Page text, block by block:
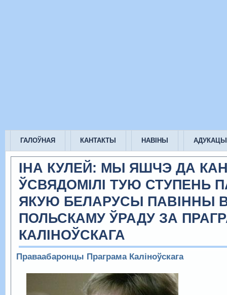
ГАЛОЎНАЯ КАНТАКТЫ НАВІНЫ
ІНА КУЛЕЙ: МЫ ЯШЧЭ ДА
ЎСВЯДОМІЛІ ТУЮ СТУПЕНЬ
ЯКУЮ БЕЛАРУСЫ ПАВІННЫ
ПОЛЬСКАМУ ЎРАДУ ЗА
КАЛІНОЎСКАГА
Праваабаронцы Праграма Каліноўскага